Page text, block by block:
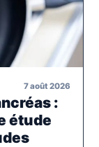
7 août 2026
:
étude